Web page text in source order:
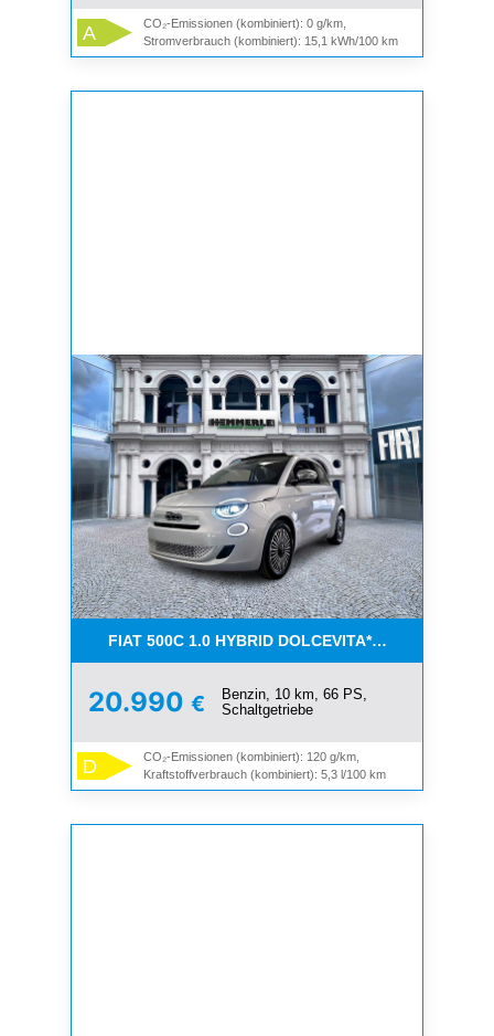
A
CO₂-Emissionen (kombiniert): 0 g/km,
Stromverbrauch (kombiniert): 15,1 kWh/100 km
FIAT 500C 1.0 HYBRID DOLCEVITA**SOFORT
20.990 €
Benzin, 10 km, 66 PS,
Schaltgetriebe
D
CO₂-Emissionen (kombiniert): 120 g/km,
Kraftstoffverbrauch (kombiniert): 5,3 l/100 km